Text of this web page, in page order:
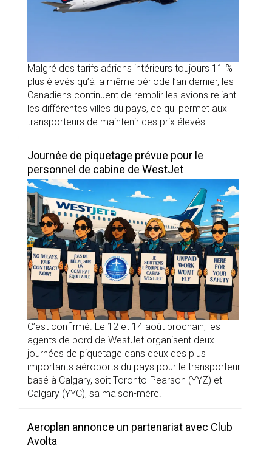
Malgré des tarifs aériens intérieurs toujours 11 %
plus élevés qu’à la même période l’an dernier, les
Canadiens continuent de remplir les avions reliant
les différentes villes du pays, ce qui permet aux
transporteurs de maintenir des prix élevés.
Journée de piquetage prévue pour le
personnel de cabine de WestJet
C’est confirmé. Le 12 et 14 août prochain, les
agents de bord de WestJet organisent deux
journées de piquetage dans deux des plus
importants aéroports du pays pour le transporteur
basé à Calgary, soit Toronto-Pearson (YYZ) et
Calgary (YYC), sa maison-mère.
Aeroplan annonce un partenariat avec Club
Avolta